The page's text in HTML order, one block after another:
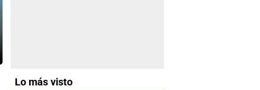
Lo más visto